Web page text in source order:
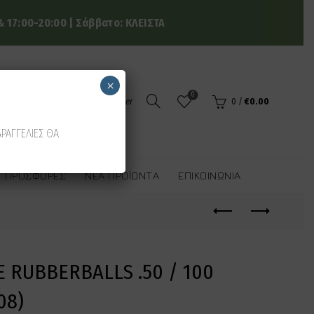
20:00 | Σάββατο: ΚΛΕΙΣΤΑ
Login / Register
0
0 / €0.00
ΠΡΟΣΦΟΡΈΣ ΝΈΑ ΠΡΟΪΌΝΤΑ ΕΠΙΚΟΙΝΩΝΊΑ
RUBBERBALLS .50 / 100
ΘΑ
×